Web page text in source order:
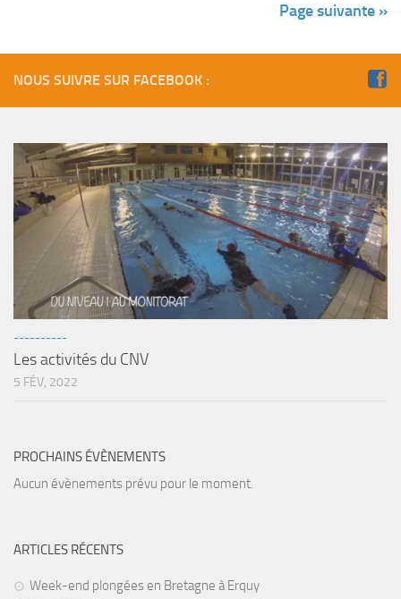
Page suivante »
NOUS SUIVRE SUR FACEBOOK :
----------
Les activités du CNV
5 FÉV, 2022
PROCHAINS ÉVÈNEMENTS
Aucun évènements prévu pour le moment.
ARTICLES RÉCENTS
Week-end plongées en Bretagne à Erquy